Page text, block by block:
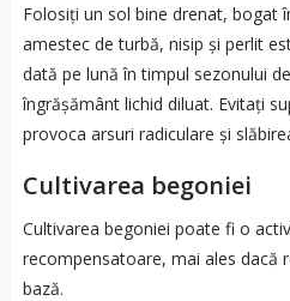
Folosiți un sol bine drenat, bogat
amestec de turbă, nisip și perlit
dată pe lună în timpul sezonului
îngrășământ lichid diluat. Evitați
provoca arsuri radiculare și
Cultivarea begoniei
Cultivarea begoniei poate fi o
recompensatoare, mai ales dacă
bază.